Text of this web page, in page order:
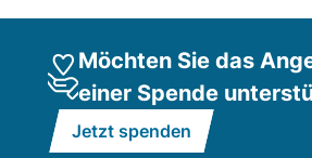
Möchten Sie das
einer Spende
Jetzt spenden